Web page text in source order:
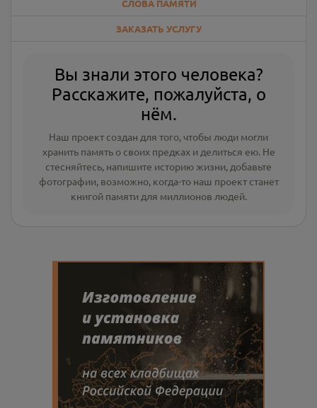
СЛОВА ПАМЯТИ
ЗАКАЗАТЬ УСЛУГУ
Вы знали этого человека?
Расскажите, пожалуйста, о
нём.
Наш проект создан для того, чтобы люди могли
хранить память о своих предках и делиться ею. Не
стесняйтесь, напишите историю жизни, добавьте
фотографии, возможно, когда-то наш проект станет
книгой памяти для миллионов людей.